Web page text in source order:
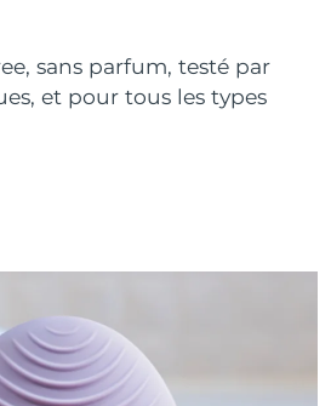
sans parfum, testé par
et pour tous les types